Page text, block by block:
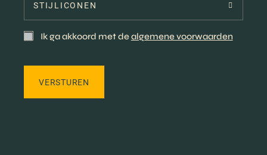
STIJLICONEN
Ik ga akkoord met dealgemene voorwaarden